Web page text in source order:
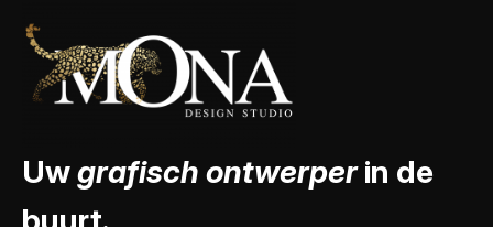
Uwgrafisch ontwerperin de